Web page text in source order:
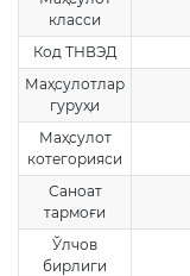
класси
Код ТНВЭД
Маҳсулотлар
гуруҳи
Маҳсулот
котегорияси
Саноат
тармоғи
Ўлчов
бирлиги